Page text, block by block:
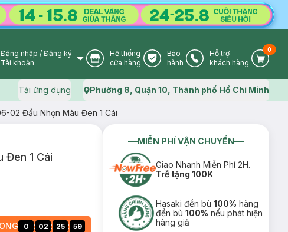
User Icon
Đăng nhập / Đăng ký
Tài khoản
Store Icon
Hệ thống
cửa hàng
Warranty Icon
Bảo
hành
Phone Icon
Hỗ trợ
khách hàng
Cart
0
Tải ứng dụng Map icon
Phường 8, Quận 10, Thành phố Hồ Chí Minh
02 Đầu Nhọn Màu Đen 1 Cái
Đen 1 Cái
0 : 02 : 25 : 58
MIỄN PHÍ VẬN CHUYỂN
Giao Nhanh Miễn Phí 2H.
Trễ tặng 100K
Hasaki đền bù100% hãng
đền bù100% nếu phát hiện
hàng giả